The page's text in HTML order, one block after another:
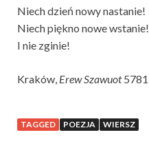
Niech dzień nowy nastanie!
Niech piękno nowe wstanie!
I nie zginie!
Kraków, Erew Szawuot5781
TAGGED POEZJA WIERSZ